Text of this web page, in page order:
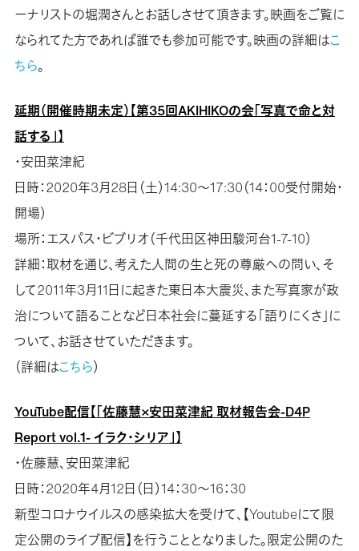
ーナリストの堀潤さんとお話しさせて頂きます。映画をご覧に
なられてた方であれば誰でも参加可能です。映画の詳細はこ
ちら。
延期（開催時期未定）【第35回AKIHIKOの会「写真で命と対
話する」】
・安田菜津紀
日時：2020年3月28日（土）14:30～17:30（14：00受付開始・
開場）
場所：エスパス・ビブリオ（千代田区神田駿河台1-7-10）
詳細：取材を通じ、考えた人間の生と死の尊厳への問い、そ
して2011年3月11日に起きた東日本大震災、また写真家が政
治について語ることなど日本社会に蔓延する「語りにくさ」に
ついて、お話させていただきます。
（詳細はこちら）
YouTube配信【「佐藤慧×安田菜津紀 取材報告会-D4P
Report vol.1- イラク・シリア」】
・佐藤慧、安田菜津紀
日時：2020年4月12日（日）14：30～16：30
新型コロナウイルスの感染拡大を受けて、【Youtubeにて限
定公開のライブ配信】を行うこととなりました。限定公開のた